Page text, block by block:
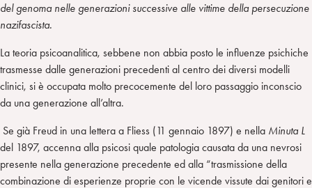
del genoma nelle generazioni successive alle vittime della persecuzione
nazifascista.
La teoria psicoanalitica, sebbene non abbia posto le influenze psichiche
trasmesse dalle generazioni precedenti al centro dei diversi modelli
clinici, si è occupata molto precocemente del loro passaggio inconscio
da una generazione all’altra.
Se già Freud in una lettera a Fliess (11 gennaio 1897) e nella Minuta L
del 1897, accenna alla psicosi quale patologia causata da una nevrosi
presente nella generazione precedente ed alla “trasmissione della
combinazione di esperienze proprie con le vicende vissute dai genitori e